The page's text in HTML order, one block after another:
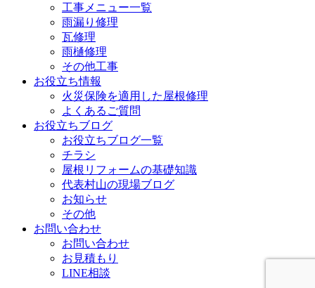
工事メニュー一覧
雨漏り修理
瓦修理
雨樋修理
その他工事
お役立ち情報
火災保険を適用した屋根修理
よくあるご質問
お役立ちブログ
お役立ちブログ一覧
チラシ
屋根リフォームの基礎知識
代表村山の現場ブログ
お知らせ
その他
お問い合わせ
お問い合わせ
お見積もり
LINE相談